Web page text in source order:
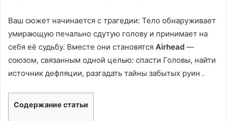
Ваш сюжет начинается с трагедии: Тело обнаруживает
умирающую печально сдутую голову и принимает на
себя её судьбу. Вместе они становятся Airhead —
союзом, связанным одной целью: спасти Головы, найти
источник дефляции, разгадать тайны забытых руин .
Содержание статьи